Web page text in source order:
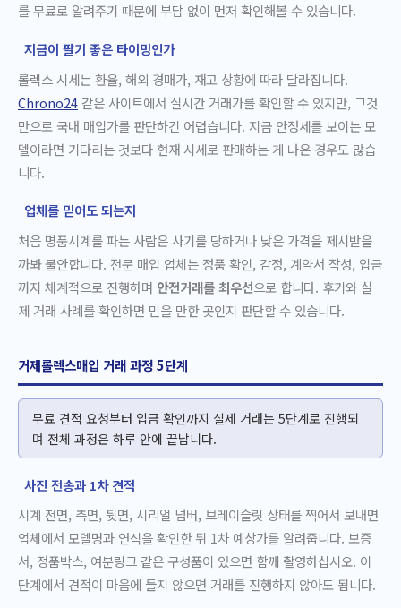
를 무료로 알려주기 때문에 부담 없이 먼저 확인해볼 수 있습니다.
지금이 팔기 좋은 타이밍인가
롤렉스 시세는 환율, 해외 경매가, 재고 상황에 따라 달라집니다.
Chrono24 같은 사이트에서 실시간 거래가를 확인할 수 있지만, 그것
만으로 국내 매입가를 판단하긴 어렵습니다. 지금 안정세를 보이는 모
델이라면 기다리는 것보다 현재 시세로 판매하는 게 나은 경우도 많습
니다.
업체를 믿어도 되는지
처음 명품시계를 파는 사람은 사기를 당하거나 낮은 가격을 제시받을
까봐 불안합니다. 전문 매입 업체는 정품 확인, 감정, 계약서 작성, 입금
까지 체계적으로 진행하며 안전거래를 최우선으로 합니다. 후기와 실
제 거래 사례를 확인하면 믿을 만한 곳인지 판단할 수 있습니다.
거제롤렉스매입 거래 과정 5단계
무료 견적 요청부터 입금 확인까지 실제 거래는 5단계로 진행되
며 전체 과정은 하루 안에 끝납니다.
사진 전송과 1차 견적
시계 전면, 측면, 뒷면, 시리얼 넘버, 브레이슬릿 상태를 찍어서 보내면
업체에서 모델명과 연식을 확인한 뒤 1차 예상가를 알려줍니다. 보증
서, 정품박스, 여분링크 같은 구성품이 있으면 함께 촬영하십시오. 이
단계에서 견적이 마음에 들지 않으면 거래를 진행하지 않아도 됩니다.